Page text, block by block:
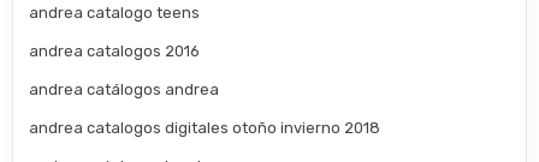
andrea catalogo teens
andrea catalogos 2016
andrea catálogos andrea
andrea catalogos digitales otoño invierno 2018